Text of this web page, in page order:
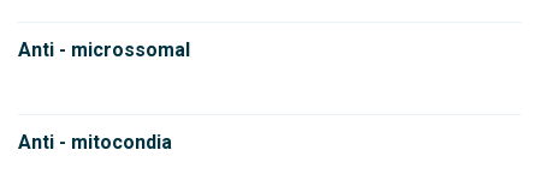
Anti - microssomal
Anti - mitocondia